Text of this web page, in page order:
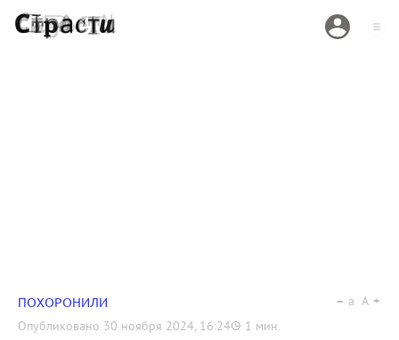
ПОХОРОНИЛИ
Опубликовано 30 ноября 2024, 16:24 1 мин.
a A